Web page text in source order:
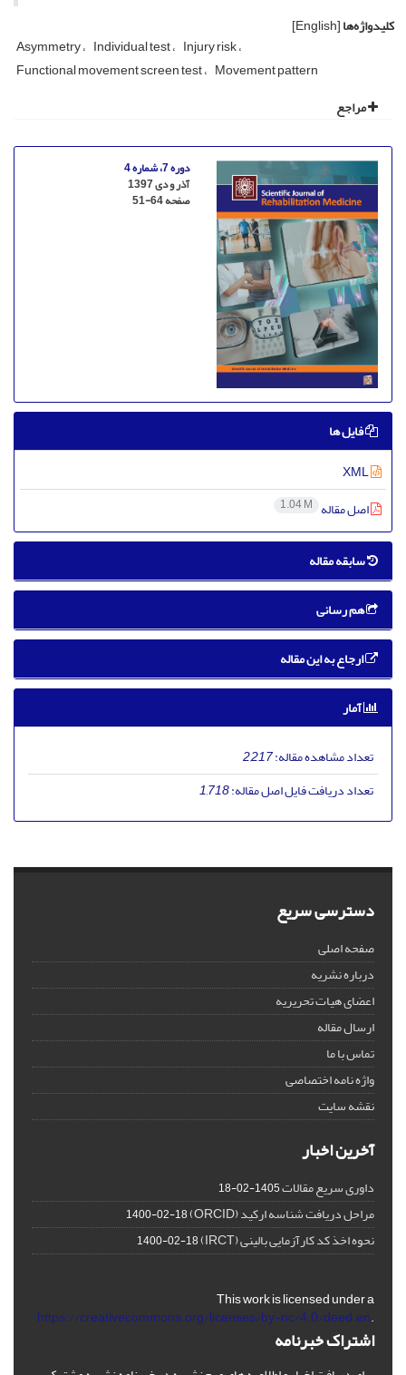
کلیدواژه‌ها[English]
Asymmetry Individual test Injury risk
Functional movement screen test Movement pattern
مراجع
دوره 7، شماره 4
آذر و دی 1397
صفحه51-64
فایل ها
اصل مقاله 1.04 M
سابقه مقاله
هم رسانی
ارجاع به این مقاله
آمار
تعداد مشاهده مقاله:2,217
تعداد دریافت فایل اصل مقاله:1,718
دسترسی سریع
صفحه اصلی
درباره نشریه
اعضای هیات تحریریه
ارسال مقاله
تماس با ما
واژه نامه اختصاصی
نقشه سایت
آخرین اخبار
داوری سریع مقالات1405-02-18
مراحل دریافت شناسه ارکید (ORCID) 1400-02-18
نحوه اخذ کد کارآزمایی بالینی (IRCT) 1400-02-18
This work is licensed under a
https://creativecommons.org/licenses/by-nc/4.0/deed.en.
اشتراک خبرنامه